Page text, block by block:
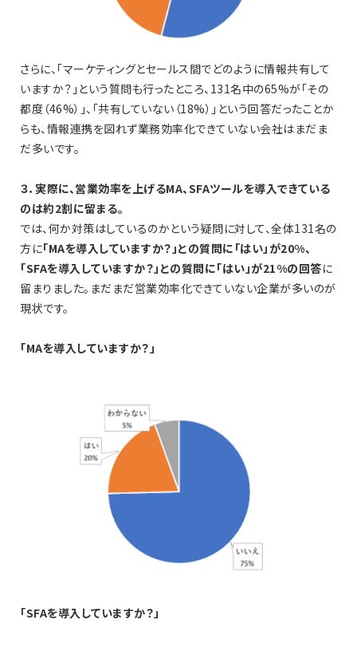
さらに、「マーケティングとセールス間でどのように情報共有して
いますか？」という質問も行ったところ、131名中の65%が「その
都度（46%）」、「共有していない（18%）」という回答だったことか
らも、情報連携を図れず業務効率化できていない会社はまだま
だ多いです。
３．実際に、営業効率を上げるMA、SFAツールを導入できている
のは約2割に留まる。
では、何か対策はしているのかという疑問に対して、全体131名の
方に「MAを導入していますか？」との質問に「はい」が20%、
「SFAを導入していますか？」との質問に「はい」が21%の回答に
留まりました。まだまだ営業効率化できていない企業が多いのが
現状です。
「MAを導入していますか？」
「SFAを導入していますか？」